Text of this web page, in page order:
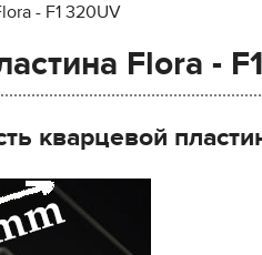
- F1 320UV
Flora -
кварцевой